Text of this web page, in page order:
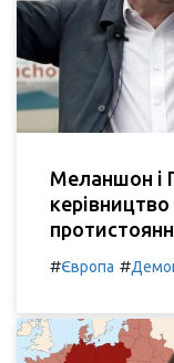
Меланшон і
#Європа #